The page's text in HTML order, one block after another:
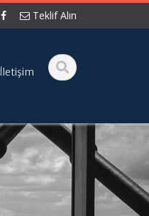
Teklif Alın
İletişim